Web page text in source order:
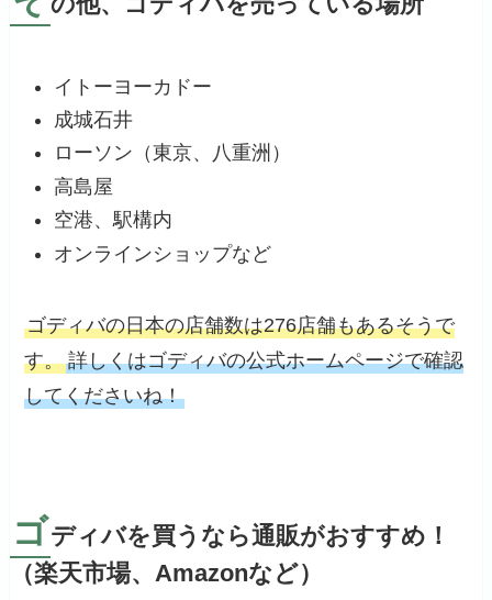
イトーヨーカドー
成城石井
ローソン（東京、八重洲）
高島屋
空港、駅構内
オンラインショップなど
ゴディバの日本の店舗数は276店舗もあるそうで
す。 詳しくはゴディバの公式ホームページで確認
してくださいね！
ゴディバを買うなら通販がおすすめ！
（楽天市場、Amazonなど）